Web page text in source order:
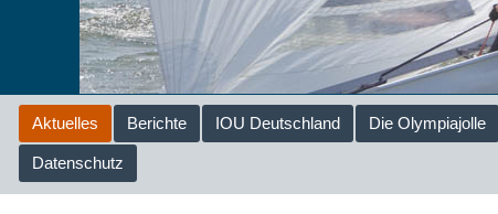
Aktuelles Berichte IOU Deutschland Die Olympiajolle
Datenschutz